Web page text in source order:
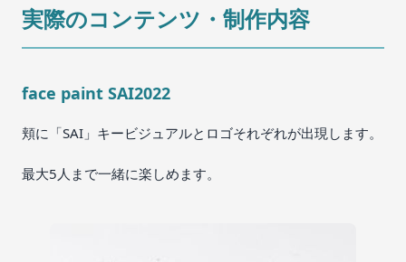
実際のコンテンツ・制作内容
face paint SAI2022
頬に「SAI」キービジュアルとロゴそれぞれが出現します。
最大5人まで一緒に楽しめます。